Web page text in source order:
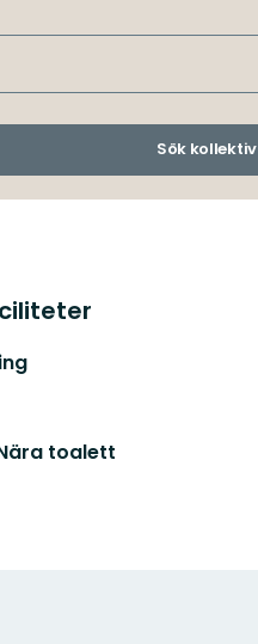
Sök
toalett